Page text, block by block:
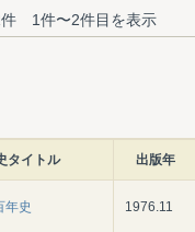
1件〜2件目を表示
タイトル 出版年
年史 1976.11